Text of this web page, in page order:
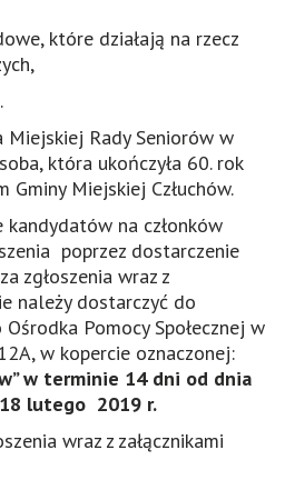
które działają na rzecz
Miejskiej Rady Seniorów w
która ukończyła 60. rok
Gminy Miejskiej Człuchów.
kandydatów na członków
poprzez dostarczenie
zgłoszenia wraz z
należy dostarczyć do
Pomocy Społecznej w
w kopercie oznaczonej:
w terminie 14 dni od dnia
lutego 2019 r.
wraz z załącznikami